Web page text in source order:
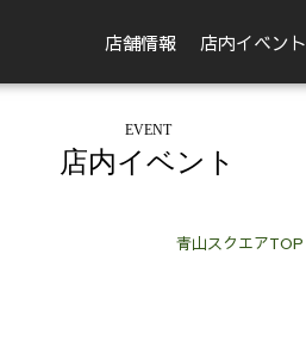
店舗情報 店内イベント
EVENT
店内イベント
青山スクエアTOP